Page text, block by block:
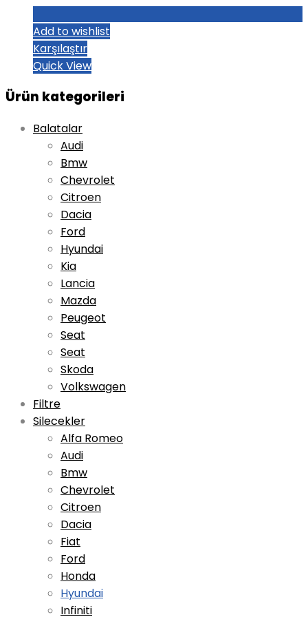
Add to wishlist
Karşılaştır
Quick View
Ürün kategorileri
Balatalar
Audi
Bmw
Chevrolet
Citroen
Dacia
Ford
Hyundai
Kia
Lancia
Mazda
Peugeot
Seat
Seat
Skoda
Volkswagen
Filtre
Silecekler
Alfa Romeo
Audi
Bmw
Chevrolet
Citroen
Dacia
Fiat
Ford
Honda
Hyundai
Infiniti